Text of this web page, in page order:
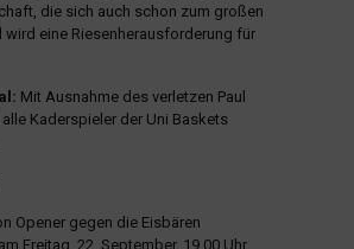
die sich auch schon zum großen
wird eine Riesenherausforderung für
Mit Ausnahme des verletzen Paul
Kaderspieler der Uni Baskets
Opener gegen die Eisbären
Freitag, 22. September, 19.00 Uhr,